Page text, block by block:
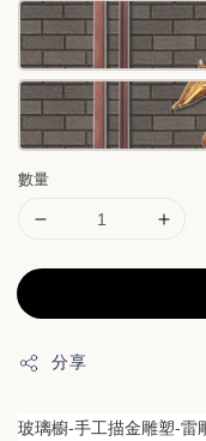
數量
分享
玻璃櫥-手工描金雕塑-雷